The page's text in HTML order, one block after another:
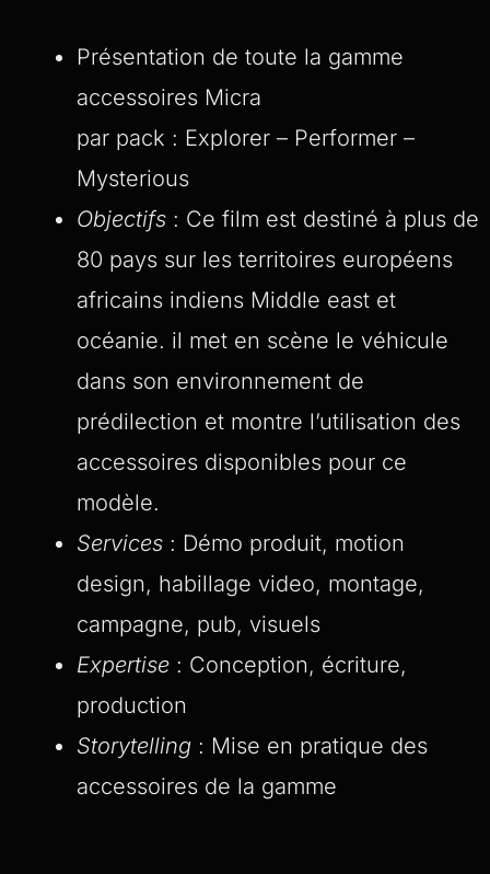
Présentation de toute la gamme
accessoires Micra
par pack : Explorer – Performer –
Mysterious
Objectifs : Ce film est destiné à plus de
80 pays sur les territoires européens
africains indiens Middle east et
océanie. il met en scène le véhicule
dans son environnement de
prédilection et montre l’utilisation des
accessoires disponibles pour ce
modèle.
Services : Démo produit, motion
design, habillage video, montage,
campagne, pub, visuels
Expertise : Conception, écriture,
production
Storytelling : Mise en pratique des
accessoires de la gamme